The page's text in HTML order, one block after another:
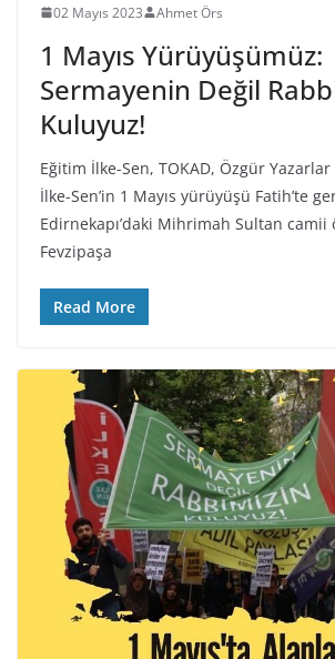
02 Mayıs 2023 Ahmet Örs
1 Mayıs Yürüyüşümüz:
Sermayenin Değil
Kuluyuz!
Eğitim İlke-Sen, TOKAD, Özgür Yazarlar
İlke-Sen’in 1 Mayıs yürüyüşü Fatih’te
Edirnekapı’daki Mihrimah Sultan camii
Fevzipaşa
Read More